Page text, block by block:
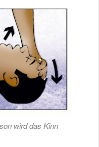
wird das Kinn